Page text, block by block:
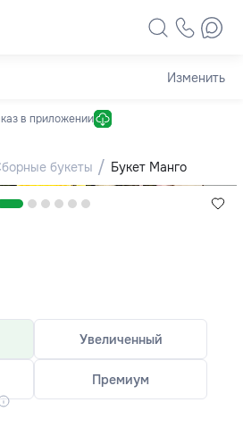
Изменить
в приложении
букеты Букет Манго
Увеличенный
Премиум